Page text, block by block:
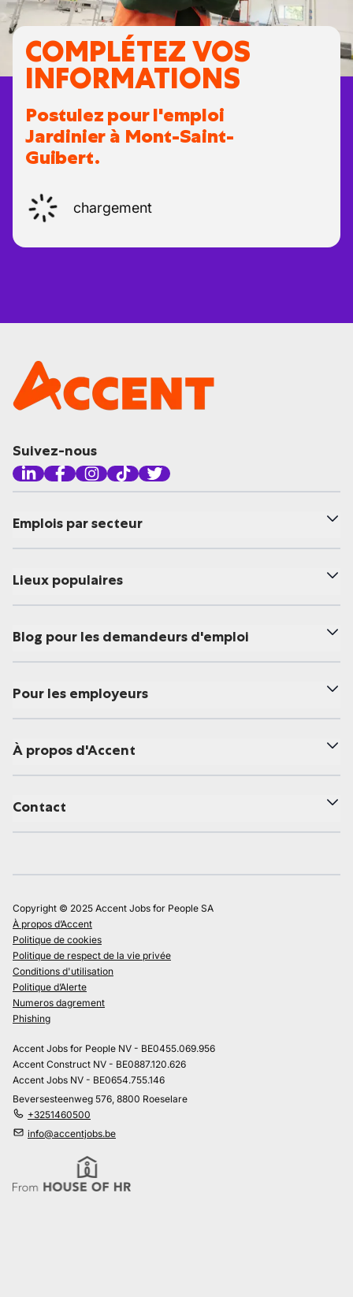
COMPLÉTEZ VOS
INFORMATIONS
Postulez pour l'emploi
Jardinier à Mont-Saint-
Guibert.
chargement
Suivez-nous
Emplois par secteur
Lieux populaires
Blog pour les demandeurs d'emploi
Pour les employeurs
À propos d'Accent
Contact
Copyright © 2025 Accent Jobs for People SA
À propos d’Accent
Politique de cookies
Politique de respect de la vie privée
Conditions d'utilisation
Politique d’Alerte
Numeros dagrement
Phishing
Accent Jobs for People NV - BE0455.069.956
Accent Construct NV - BE0887.120.626
Accent Jobs NV - BE0654.755.146
Beversesteenweg 576, 8800 Roeselare
+3251460500
info@accentjobs.be